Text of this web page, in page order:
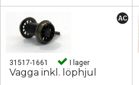
31517-1661 I lager
Vagga inkl. löphjul